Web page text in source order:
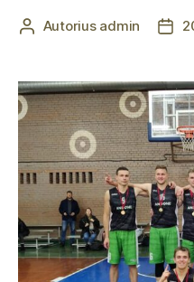
ĮrašoAutorius admin